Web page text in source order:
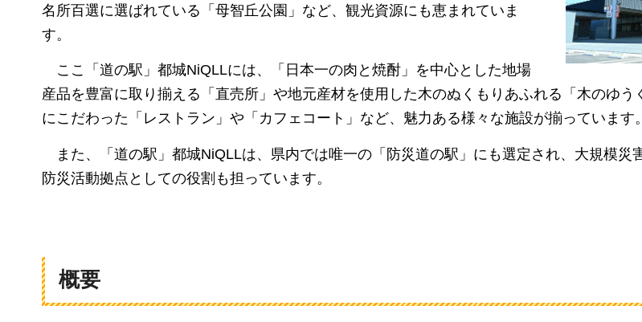
名所百選に選ばれている「母智丘公園」など、観光資源にも恵まれていま
す。
ここ
「道の駅」都城NiQLLには、「日本一の肉と焼酎」を中心とした地場
産品を豊富に取り揃える「直売所」や地元産材を使用した木のぬくもりあふれる「木のゆう
にこだわった「レストラン」や「カフェコート」など、魅力ある様々な施設が揃っています。
また、
「道の駅」都城NiQLLは、県内では唯一の「防災道の駅」にも選定され、大規模災
防災活動拠点としての役割も担っています。
概要